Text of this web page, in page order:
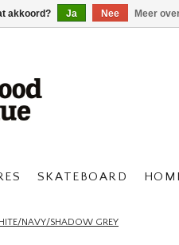
SKATEBOARD
NAVY/SHADOW GREY
akkoord? Ja Nee Meer